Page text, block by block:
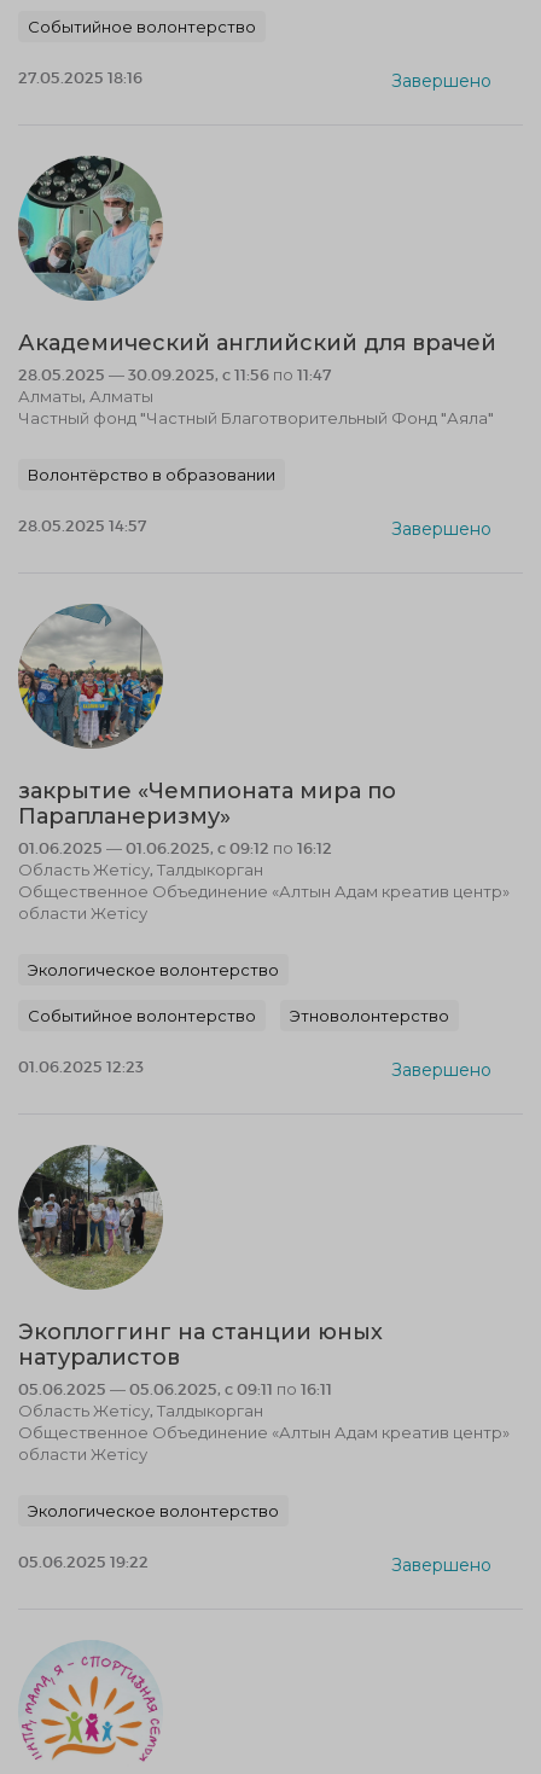
Событийное волонтерство
27.05.2025 18:16 Завершено
Академический английский для врачей
28.05.2025 — 30.09.2025, c 11:56 по 11:47
Алматы, Алматы
Частный фонд "Частный Благотворительный Фонд "Аяла"
Волонтёрство в образовании
28.05.2025 14:57 Завершено
закрытие «Чемпионата мира по
Парапланеризму»
01.06.2025 — 01.06.2025, c 09:12 по 16:12
Область Жетісу, Талдыкорган
Общественное Объединение «Алтын Адам креатив центр»
области Жетісу
Экологическое волонтерство
Событийное волонтерство Этноволонтерство
01.06.2025 12:23 Завершено
Экоплоггинг на станции юных
натуралистов
05.06.2025 — 05.06.2025, c 09:11 по 16:11
Область Жетісу, Талдыкорган
Общественное Объединение «Алтын Адам креатив центр»
области Жетісу
Экологическое волонтерство
05.06.2025 19:22 Завершено